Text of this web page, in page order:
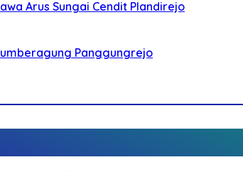
Arus Sungai Cendit Plandirejo
Panggungrejo